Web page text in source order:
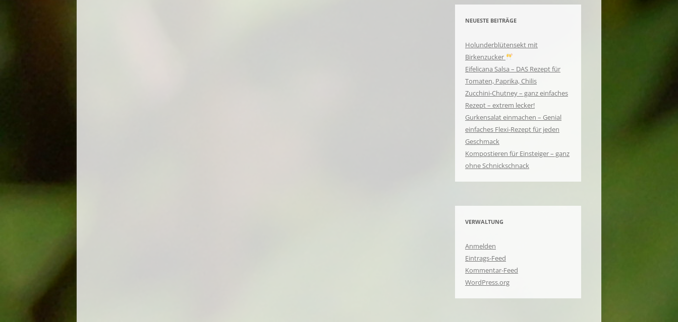
NEUESTE BEITRÄGE
Holunderblütensekt mit
Birkenzucker
Eifelicana Salsa – DAS Rezept für
Tomaten, Paprika, Chilis
Zucchini-Chutney – ganz einfaches
Rezept – extrem lecker!
Gurkensalat einmachen – Genial
einfaches Flexi-Rezept für jeden
Geschmack
Kompostieren für Einsteiger – ganz
ohne Schnickschnack
VERWALTUNG
Anmelden
Eintrags-Feed
Kommentar-Feed
WordPress.org